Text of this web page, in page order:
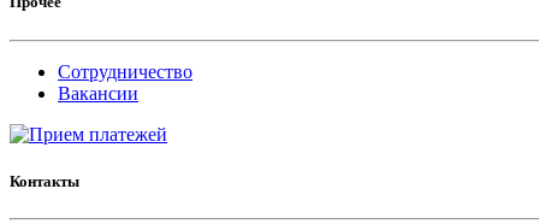
Сотрудничество
Вакансии
Контакты